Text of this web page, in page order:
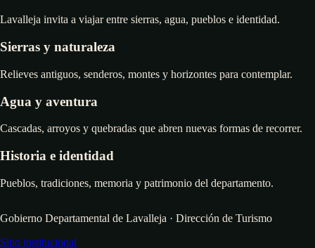
Lavalleja invita a viajar entre sierras, agua, pueblos e identidad.
Sierras y naturaleza
Relieves antiguos, senderos, montes y horizontes para contemplar.
Agua y aventura
Cascadas, arroyos y quebradas que abren nuevas formas de recorrer.
Historia e identidad
Pueblos, tradiciones, memoria y patrimonio del departamento.
Gobierno Departamental de Lavalleja · Dirección de Turismo
Sitio institucional